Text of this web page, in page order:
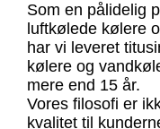
Som en pålidelig
luftkølede kølere
har vi leveret
kølere og
mere end 15 år.
Vores filosofi er
kvalitet til